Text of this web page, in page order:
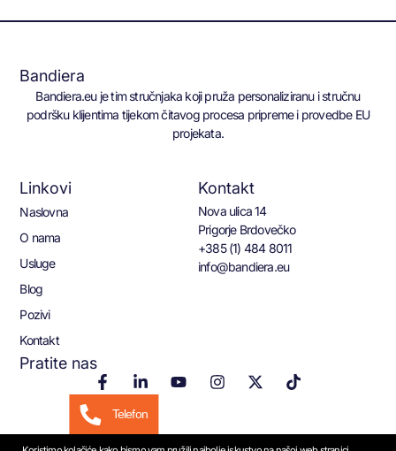
Bandiera
Bandiera.eu je tim stručnjaka koji pruža personaliziranu i stručnu
podršku klijentima tijekom čitavog procesa pripreme i provedbe EU
projekata.
Linkovi
Naslovna
O nama
Usluge
Blog
Pozivi
Kontakt
Kontakt
Nova ulica 14
Prigorje Brdovečko
+385 (1) 484 8011
info@bandiera.eu
Pratite nas
Telefon